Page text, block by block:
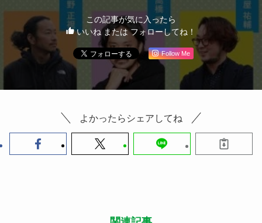
さまざまな課題がある中で多様な視点を持って取り
組むことで、新たな商品やサービスを生み出し、接
点を増やしていく高橋さんと小野さん。まるで実験
するかのように試行錯誤を積み重ねながら行動する
ことで、自分自身も周りも”DRIVEN”していく。
作る姿勢が伝播し、周りを巻き込んでいくのだと感
じることができました。
株式会社カントリーオフィス公式HP